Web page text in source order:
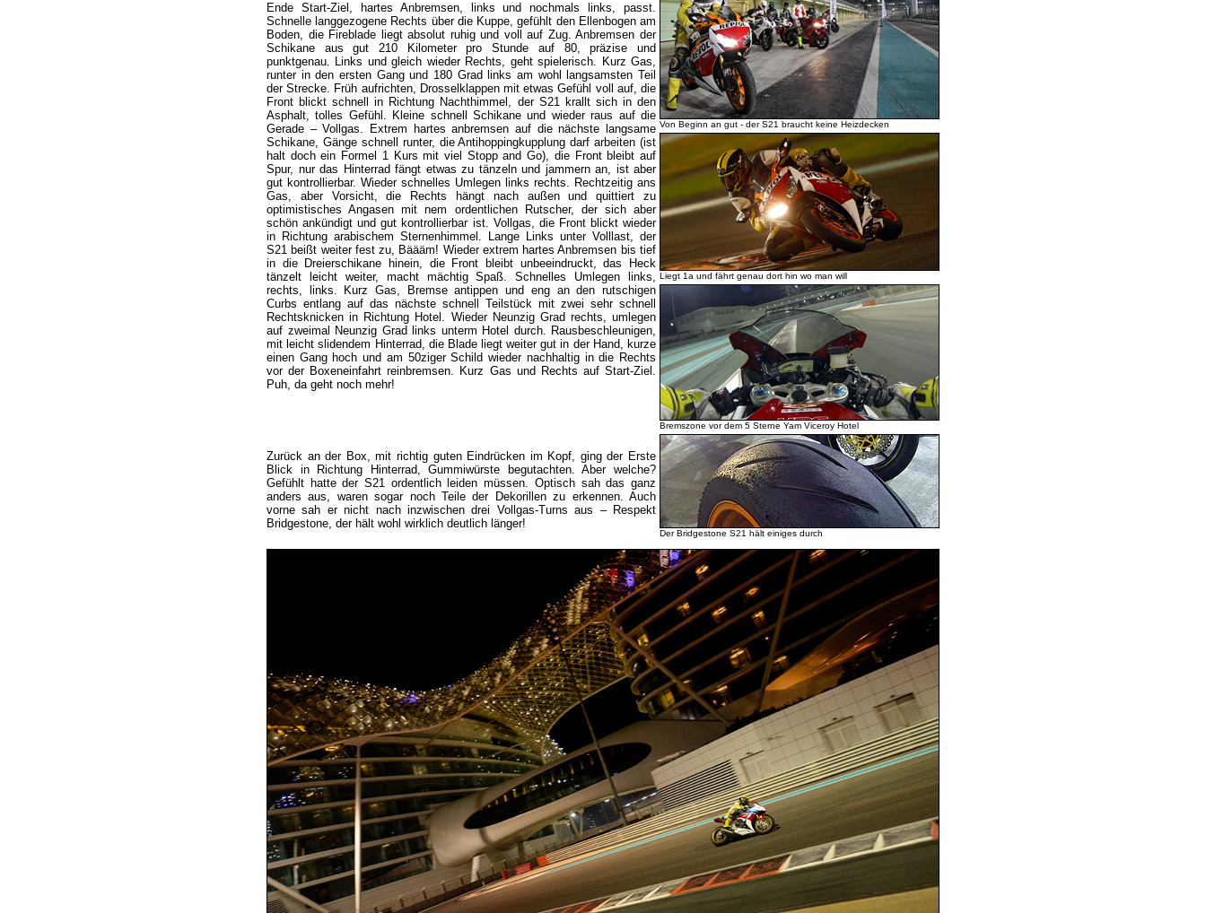
Ende Start-Ziel, hartes Anbremsen, links und nochmals links, passt.
Schnelle langgezogene Rechts über die Kuppe, gefühlt den Ellenbogen am
Boden, die Fireblade liegt absolut ruhig und voll auf Zug. Anbremsen der
Schikane aus gut 210 Kilometer pro Stunde auf 80, präzise und
punktgenau. Links und gleich wieder Rechts, geht spielerisch. Kurz Gas,
runter in den ersten Gang und 180 Grad links am wohl langsamsten Teil
der Strecke. Früh aufrichten, Drosselklappen mit etwas Gefühl voll auf, die
Front blickt schnell in Richtung Nachthimmel, der S21 krallt sich in den
Asphalt, tolles Gefühl. Kleine schnell Schikane und wieder raus auf die
Gerade – Vollgas. Extrem hartes anbremsen auf die nächste langsame
Schikane, Gänge schnell runter, die Antihoppingkupplung darf arbeiten (ist
halt doch ein Formel 1 Kurs mit viel Stopp and Go), die Front bleibt auf
Spur, nur das Hinterrad fängt etwas zu tänzeln und jammern an, ist aber
gut kontrollierbar. Wieder schnelles Umlegen links rechts. Rechtzeitig ans
Gas, aber Vorsicht, die Rechts hängt nach außen und quittiert zu
optimistisches Angasen mit nem ordentlichen Rutscher, der sich aber
schön ankündigt und gut kontrollierbar ist. Vollgas, die Front blickt wieder
in Richtung arabischem Sternenhimmel. Lange Links unter Volllast, der
S21 beißt weiter fest zu, Bäääm! Wieder extrem hartes Anbremsen bis tief
in die Dreierschikane hinein, die Front bleibt unbeeindruckt, das Heck
tänzelt leicht weiter, macht mächtig Spaß. Schnelles Umlegen links,
rechts, links. Kurz Gas, Bremse antippen und eng an den rutschigen
Curbs entlang auf das nächste schnell Teilstück mit zwei sehr schnell
Rechtsknicken in Richtung Hotel. Wieder Neunzig Grad rechts, umlegen
auf zweimal Neunzig Grad links unterm Hotel durch. Rausbeschleunigen,
mit leicht slidendem Hinterrad, die Blade liegt weiter gut in der Hand, kurze
einen Gang hoch und am 50ziger Schild wieder nachhaltig in die Rechts
vor der Boxeneinfahrt reinbremsen. Kurz Gas und Rechts auf Start-Ziel.
Puh, da geht noch mehr!
Von Beginn an gut - der S21 braucht keine Heizdecken
Liegt 1a und fährt genau dort hin wo man will
Bremszone vor dem 5 Sterne Yam Viceroy Hotel
Der Bridgestone S21 hält einiges durch
Zurück an der Box, mit richtig guten Eindrücken im Kopf, ging der Erste
Blick in Richtung Hinterrad, Gummiwürste begutachten. Aber welche?
Gefühlt hatte der S21 ordentlich leiden müssen. Optisch sah das ganz
anders aus, waren sogar noch Teile der Dekorillen zu erkennen. Auch
vorne sah er nicht nach inzwischen drei Vollgas-Turns aus – Respekt
Bridgestone, der hält wohl wirklich deutlich länger!